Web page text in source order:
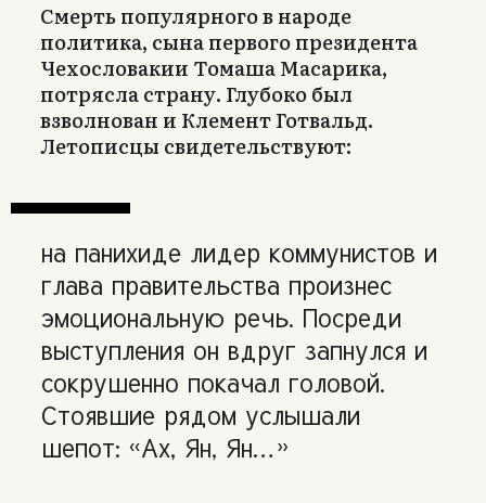
Смерть популярного в народе
политика, сына первого президента
Чехословакии Томаша Масарика,
потрясла страну. Глубоко был
взволнован и Клемент Готвальд.
Летописцы свидетельствуют:
на панихиде лидер коммунистов и
глава правительства произнес
эмоциональную речь. Посреди
выступления он вдруг запнулся и
сокрушенно покачал головой.
Стоявшие рядом услышали
шепот: «Ах, Ян, Ян…»